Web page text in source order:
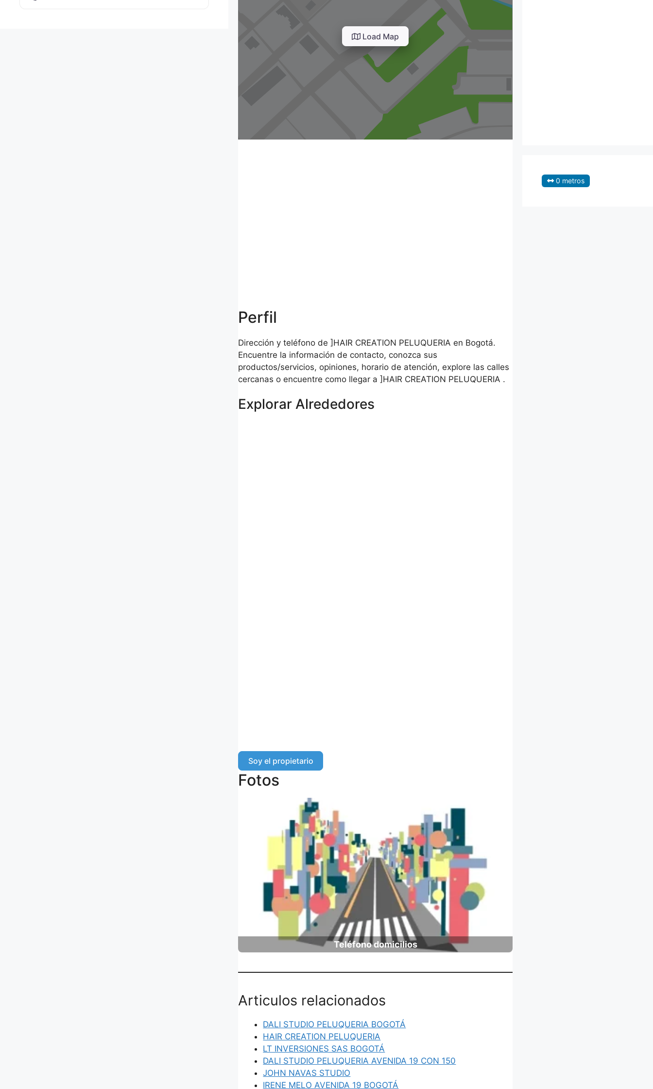
Load Map
Perfil
Dirección y teléfono de ]HAIR CREATION PELUQUERIA en Bogotá.
Encuentre la información de contacto, conozca sus
productos/servicios, opiniones, horario de atención, explore las calles
cercanas o encuentre como llegar a ]HAIR CREATION PELUQUERIA .
Explorar Alrededores
Soy el propietario
Fotos
Teléfono domicilios
Articulos relacionados
DALI STUDIO PELUQUERIA BOGOTÁ
HAIR CREATION PELUQUERIA
LT INVERSIONES SAS BOGOTÁ
DALI STUDIO PELUQUERIA AVENIDA 19 CON 150
JOHN NAVAS STUDIO
IRENE MELO AVENIDA 19 BOGOTÁ
0 metros